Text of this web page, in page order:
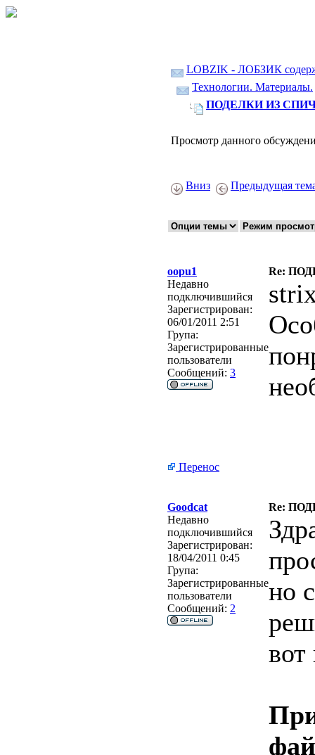
LOBZIK - ЛОБЗИК
Технологии. Материалы.
ПОДЕЛКИ ИЗ
Просмотр данного
Вниз Предыдущая
oopu1
Re:
Недавно
подключившийся
Зарегистрирован:
06/01/2011 2:51
Група:
Зарегистрированные
пользователи
Сообщений: 3
Перенос
Goodcat
Re:
Недавно
подключившийся
Зарегистрирован:
18/04/2011 0:45
Група:
Зарегистрированные
пользователи
Сообщений: 2
но
вот